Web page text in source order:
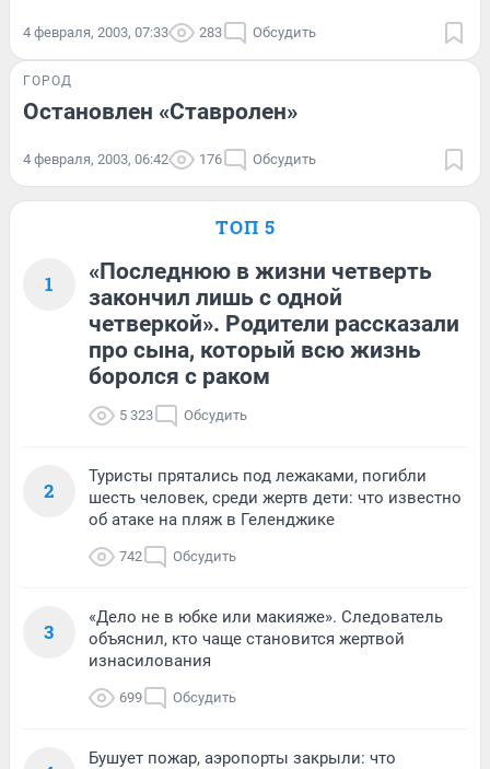
4 февраля, 2003, 07:33 283 Обсудить
ГОРОД
Остановлен «Ставролен»
4 февраля, 2003, 06:42 176 Обсудить
ТОП 5
1
«Последнюю в жизни четверть
закончил лишь с одной
четверкой». Родители рассказали
про сына, который всю жизнь
боролся с раком
5 323 Обсудить
2
Туристы прятались под лежаками, погибли
шесть человек, среди жертв дети: что известно
об атаке на пляж в Геленджике
742 Обсудить
3
«Дело не в юбке или макияже». Следователь
объяснил, кто чаще становится жертвой
изнасилования
699 Обсудить
Бушует пожар, аэропорты закрыли: что